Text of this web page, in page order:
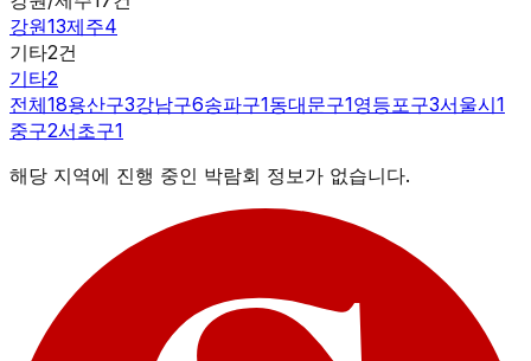
강원13제주4
기타2건
기타2
전체18용산구3강남구6송파구1동대문구1영등포구3서울시1
중구2서초구1
해당 지역에 진행 중인 박람회 정보가 없습니다.